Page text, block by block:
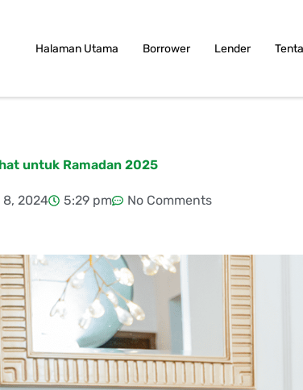
Halaman Utama Borrower Lender
untuk Ramadan 2025
8, 2024 5:29 pm No Comments